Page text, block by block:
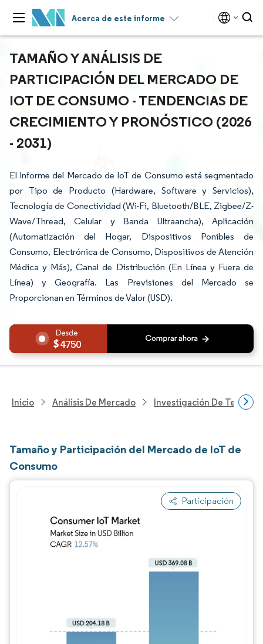
Acerca de este informe
TAMAÑO Y ANÁLISIS DE
PARTICIPACIÓN DEL MERCADO DE
IOT DE CONSUMO - TENDENCIAS DE
CRECIMIENTO Y PRONÓSTICO (2026
- 2031)
El Informe del Mercado de IoT de Consumo está segmentado
por Tipo de Producto (Hardware, Software y Servicios),
Tecnología de Conectividad (Wi-Fi, Bluetooth/BLE, Zigbee/Z-
Wave/Thread, Celular y Banda Ultraancha), Aplicación
(Automatización del Hogar, Dispositivos Ponibles de
Consumo, Electrónica de Consumo, Dispositivos de Atención
Médica y Más), Canal de Distribución (En Línea y Fuera de
Línea) y Geografía. Las Previsiones del Mercado se
Proporcionan en Términos de Valor (USD).
4750
Inicio Análisis De Mercado Investigación De
Tamaño y Participación del Mercado de IoT de
Consumo
Participación
Imagen © Mordor Intelligence. El uso